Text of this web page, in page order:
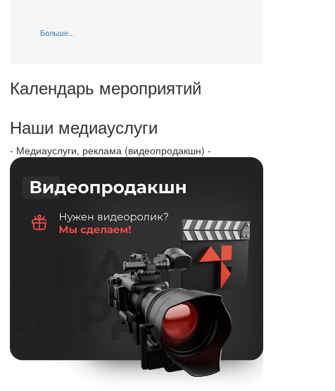
Больше...
Календарь мероприятий
Наши медиауслуги
- Медиауслуги, реклама (видеопродакшн) -